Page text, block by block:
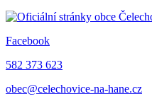
Facebook
582 373 623
obec@celechovice-na-hane.cz